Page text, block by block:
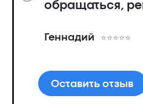
обращаться,
Геннадий
Оставить отзыв